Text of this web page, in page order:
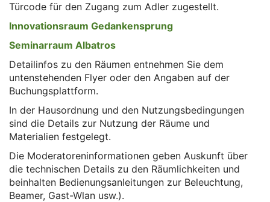
Türcode für den Zugang zum Adler zugestellt.
Innovationsraum Gedankensprung
Seminarraum Albatros
Detailinfos zu den Räumen entnehmen Sie dem
untenstehenden Flyer oder den Angaben auf der
Buchungsplattform.
In der Hausordnung und den Nutzungsbedingungen
sind die Details zur Nutzung der Räume und
Materialien festgelegt.
Die Moderatoreninformationen geben Auskunft über
die technischen Details zu den Räumlichkeiten und
beinhalten Bedienungsanleitungen zur Beleuchtung,
Beamer, Gast-Wlan usw.).